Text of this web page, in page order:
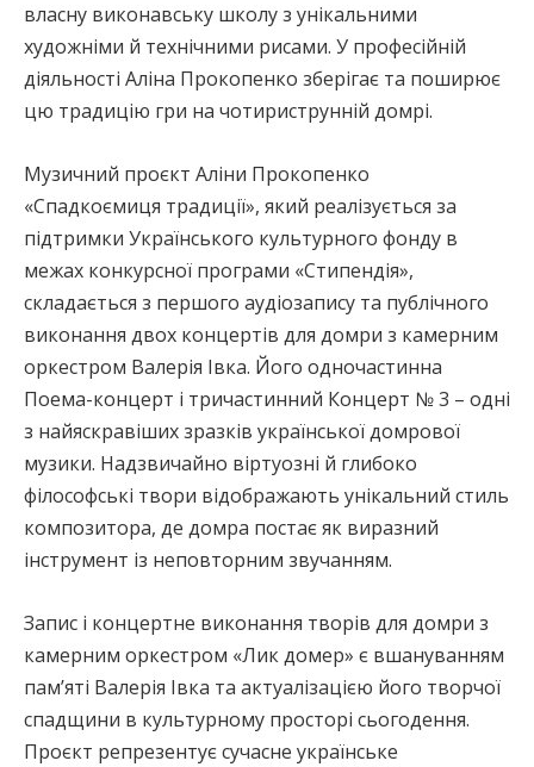
власну виконавську школу з унікальними
художніми й технічними рисами. У професійній
діяльності Аліна Прокопенко зберігає та поширює
цю традицію гри на чотириструнній домрі.
Музичний проєкт Аліни Прокопенко
«Спадкоємиця традиції», який реалізується за
підтримки Українського культурного фонду в
межах конкурсної програми «Стипендія»,
складається з першого аудіозапису та публічного
виконання двох концертів для домри з камерним
оркестром Валерія Івка. Його одночастинна
Поема-концерт і тричастинний Концерт № 3 – одні
з найяскравіших зразків української домрової
музики. Надзвичайно віртуозні й глибоко
філософські твори відображають унікальний стиль
композитора, де домра постає як виразний
інструмент із неповторним звучанням.
Запис і концертне виконання творів для домри з
камерним оркестром «Лик домер» є вшануванням
пам’яті Валерія Івка та актуалізацією його творчої
спадщини в культурному просторі сьогодення.
Проєкт репрезентує сучасне українське